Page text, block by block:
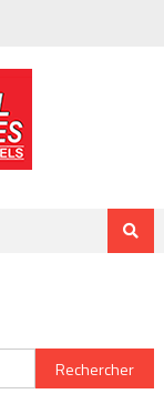
Rechercher :